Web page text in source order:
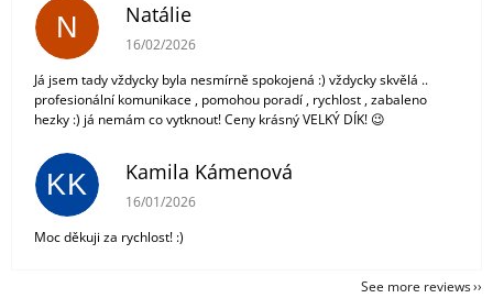
N Natálie
The store rating is 5 out of 5 stars.
16/02/2026
Já jsem tady vždycky byla nesmírně spokojená :) vždycky skvělá ..
profesionální komunikace , pomohou poradí , rychlost , zabaleno
hezky :) já nemám co vytknout! Ceny krásný VELKÝ DÍK! 😉
KK Kamila Kámenová
The store rating is 5 out of 5 stars.
16/01/2026
Moc děkuji za rychlost! :)
See more reviews